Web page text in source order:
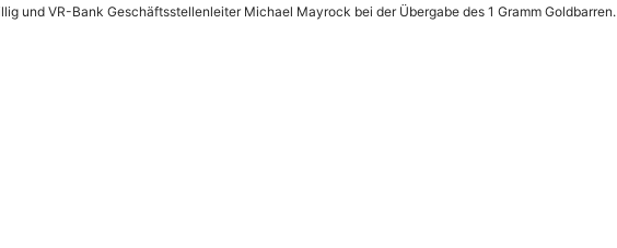
und VR-Bank Geschäftsstellenleiter Michael Mayrock bei der Übergabe des 1 Gramm Goldbarren.